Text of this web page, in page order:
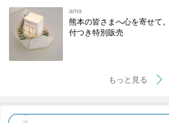
ama
熊本の皆さまへ心を寄せて
付つき特別販売
もっと見る